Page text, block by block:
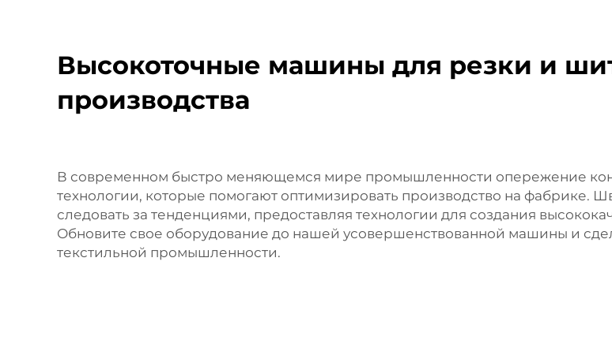
Высокоточные машины для резки и
производства
В современном быстро меняющемся мире промышленности опережение
технологии, которые помогают оптимизировать производство на фабрике.
следовать за тенденциями, предоставляя технологии для создания
Обновите свое оборудование до нашей усовершенствованной машины и
текстильной промышленности.